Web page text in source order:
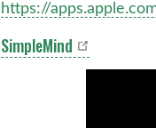
https://
SimpleMind